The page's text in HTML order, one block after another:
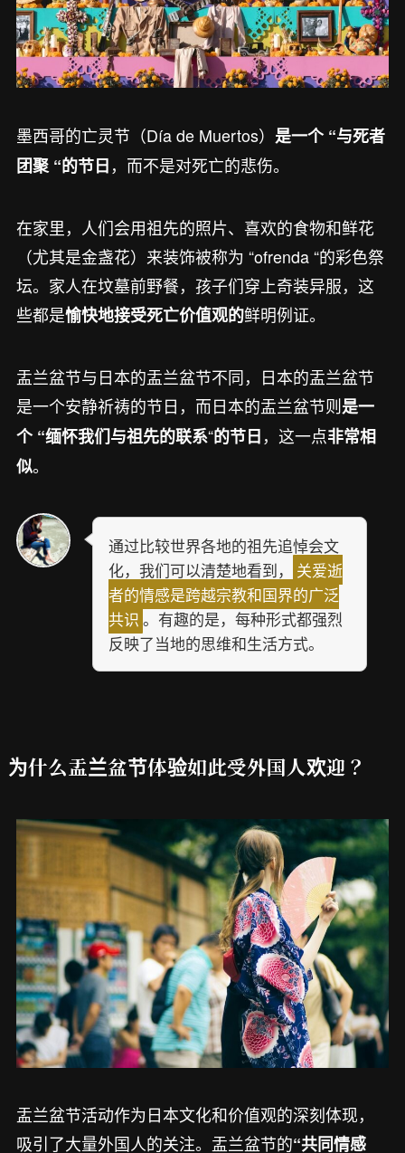
墨西哥的亡灵节（Día de Muertos） 是一个 “与死者
团聚 “的节日，而不是对死亡的悲伤。
在家里，人们会用祖先的照片、喜欢的食物和鲜花
（尤其是金盏花）来装饰被称为 “ofrenda “的彩色祭
坛。家人在坟墓前野餐，孩子们穿上奇装异服，这
些都是愉快地接受死亡价值观的鲜明例证。
盂兰盆节与日本的盂兰盆节不同，日本的盂兰盆节
是一个安静祈祷的节日，而日本的盂兰盆节则是一
个 “缅怀我们与祖先的联系“的节日，这一点非常相
似。
通过比较世界各地的祖先追悼会文
化，我们可以清楚地看到，
关爱逝
者的情感是跨越宗教和国界的广泛
共识 。有趣的是，每种形式都强烈
反映了当地的思维和生活方式。
为什么盂兰盆节体验如此受外国人欢迎？
盂兰盆节活动作为日本文化和价值观的深刻体现，
吸引了大量外国人的关注。盂兰盆节的“共同情感